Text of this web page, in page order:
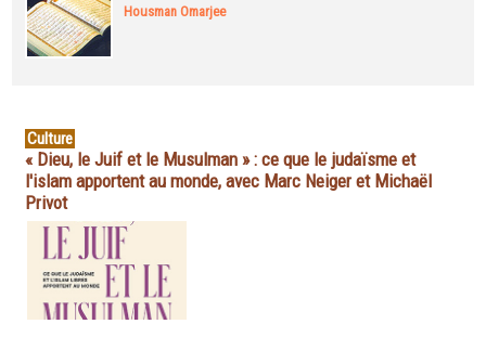
Housman Omarjee
Culture
« Dieu, le Juif et le Musulman » : ce que le judaïsme et
l'islam apportent au monde, avec Marc Neiger et Michaël
Privot